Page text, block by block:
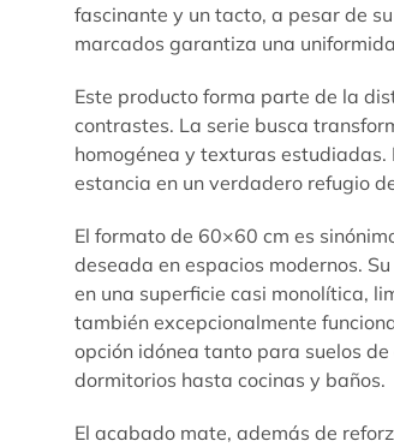
fascinante y un tacto, a pesar de
marcados garantiza una
Este producto forma parte de la
contrastes. La serie busca
homogénea y texturas estudiadas.
estancia en un verdadero refugio
El formato de 60×60 cm es
deseada en espacios modernos.
en una superficie casi monolítica,
también excepcionalmente
opción idónea tanto para suelos
dormitorios hasta cocinas y baños.
El acabado mate, además de